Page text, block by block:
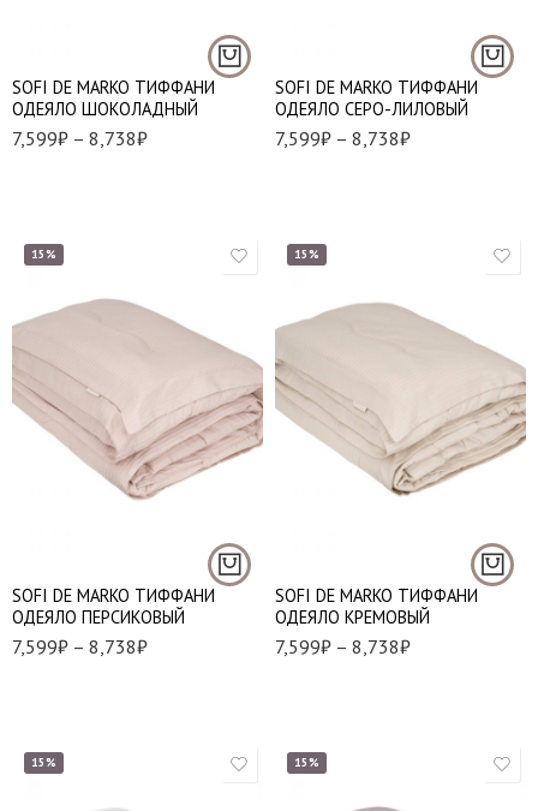
SOFI DE MARKO ТИФФАНИ
ОДЕЯЛО ШОКОЛАДНЫЙ
7,599₽ – 8,738₽
SOFI DE MARKO ТИФФАНИ
ОДЕЯЛО СЕРО-ЛИЛОВЫЙ
7,599₽ – 8,738₽
15%
SOFI DE MARKO ТИФФАНИ
ОДЕЯЛО ПЕРСИКОВЫЙ
7,599₽ – 8,738₽
1,5 (155*220 см.)
15%
SOFI DE MARKO ТИФФАНИ
ОДЕЯЛО КРЕМОВЫЙ
7,599₽ – 8,738₽
1,5 (155*220 см.)
15% 15%